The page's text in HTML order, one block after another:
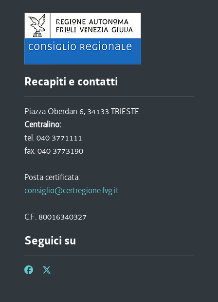
Recapiti e contatti
Piazza Oberdan 6, 34133 TRIESTE
Centralino:
tel. 040 3771111
fax. 040 3773190
Posta certificata:
consiglio@certregione.fvg.it
C.F. 80016340327
Seguici su